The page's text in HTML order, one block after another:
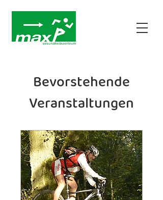
Bevorstehende
Veranstaltungen